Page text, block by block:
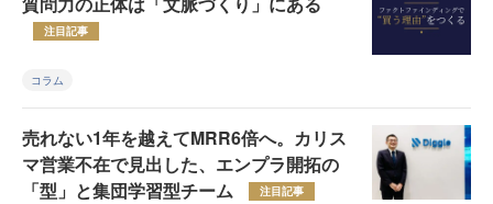
注目記事
コラム
売れない1年を越えてMRR6倍へ。カリス
マ営業不在で見出した、エンプラ開拓の
「型」と集団学習型チーム
注目記事